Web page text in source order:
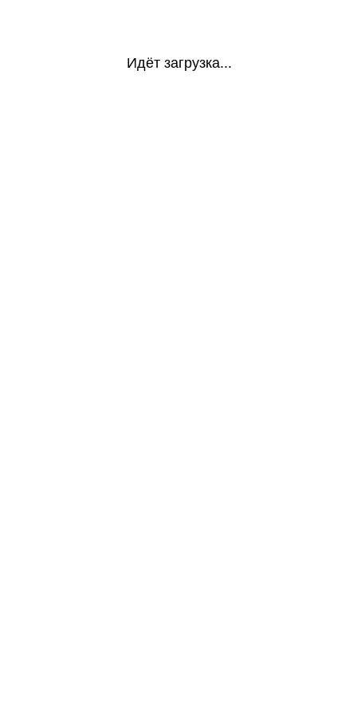
Идёт загрузка...